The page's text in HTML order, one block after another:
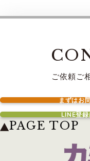
ご依頼ご
まずはお
LINE登録
PAGE TOP